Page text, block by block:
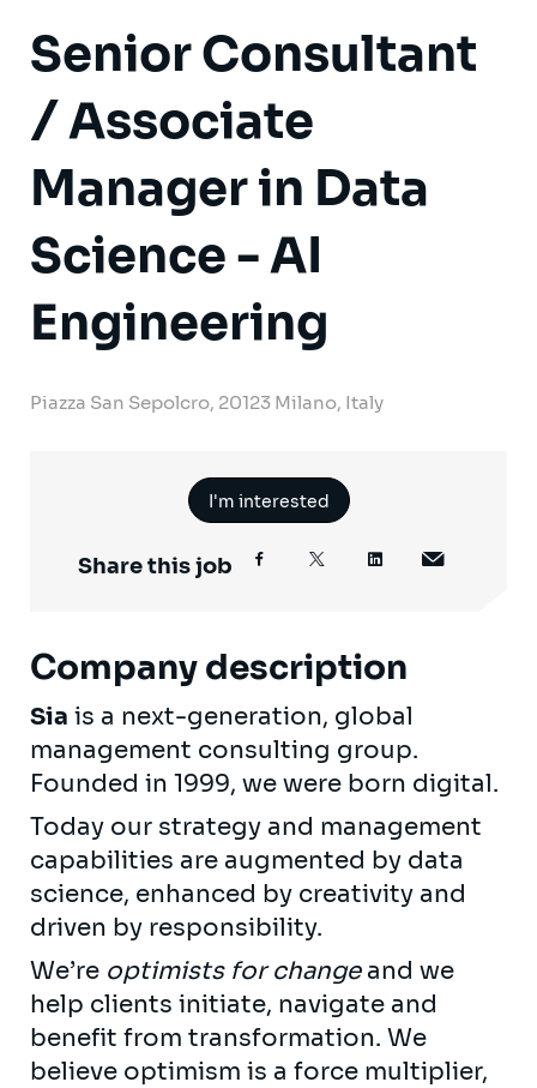
Senior Consultant
/ Associate
Manager in Data
Science - AI
Engineering
Piazza San Sepolcro, 20123 Milano, Italy
I'm interested
Share this job
Company description
Sia is a next-generation, global
management consulting group.
Founded in 1999, we were born digital.
Today our strategy and management
capabilities are augmented by data
science, enhanced by creativity and
driven by responsibility.
We’re optimists for change and we
help clients initiate, navigate and
benefit from transformation. We
believe optimism is a force multiplier,